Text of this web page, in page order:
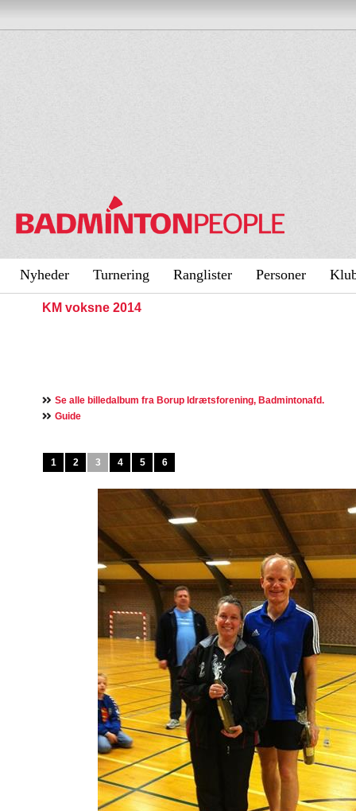
Nyheder Turnering Ranglister Personer
KM voksne 2014
Se alle billedalbum fra Borup Idrætsforening, Badmintonafd.
Guide
1 2 3 4 5 6